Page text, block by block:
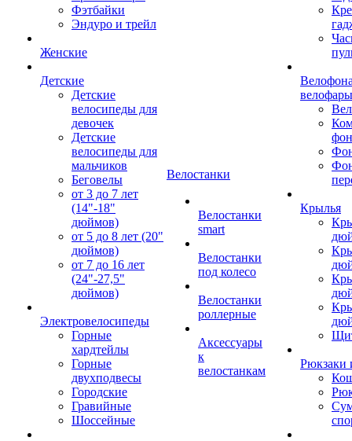
Фэтбайки
Эндуро и трейл
Женские
Детские
Детские
велосипеды для
девочек
Детские
велосипеды для
мальчиков
Беговелы
от 3 до 7 лет
(14"-18"
дюймов)
от 5 до 8 лет (20"
дюймов)
от 7 до 16 лет
(24"-27,5"
дюймов)
Электровелосипеды
Горные
хардтейлы
Горные
двухподвесы
Городские
Гравийные
Шоссейные
Велостанки
Велостанки
smart
Велостанки
под колесо
Велостанки
роллерные
Аксессуары
к
велостанкам
велофары
Крылья
Рюкзаки